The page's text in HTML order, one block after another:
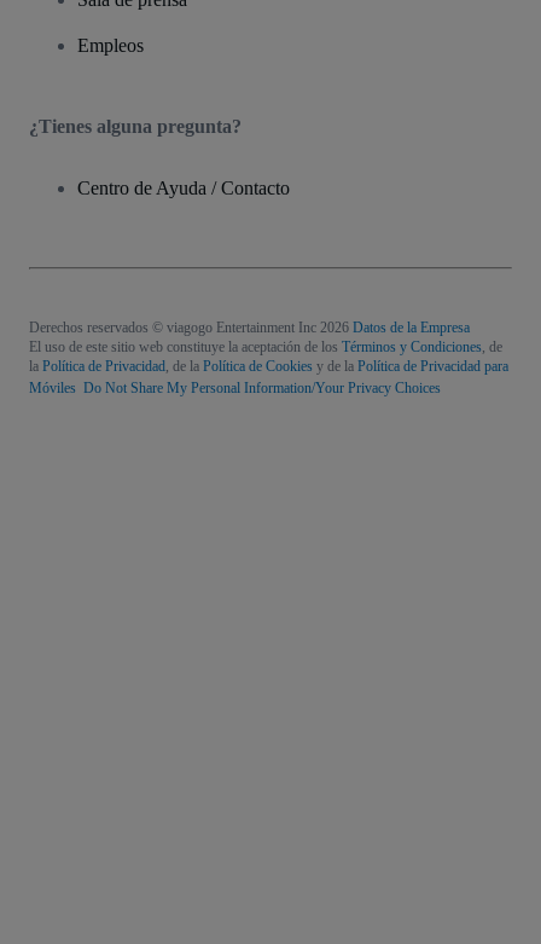
Empleos
¿Tienes alguna pregunta?
Centro de Ayuda / Contacto
Derechos reservados © viagogo Entertainment Inc 2026 Datos de la Empresa
El uso de este sitio web constituye la aceptación de los Términos y Condiciones , de
la Política de Privacidad , de la Política de Cookies y de la Política de Privacidad para
Móviles Do Not Share My Personal Information/Your Privacy Choices